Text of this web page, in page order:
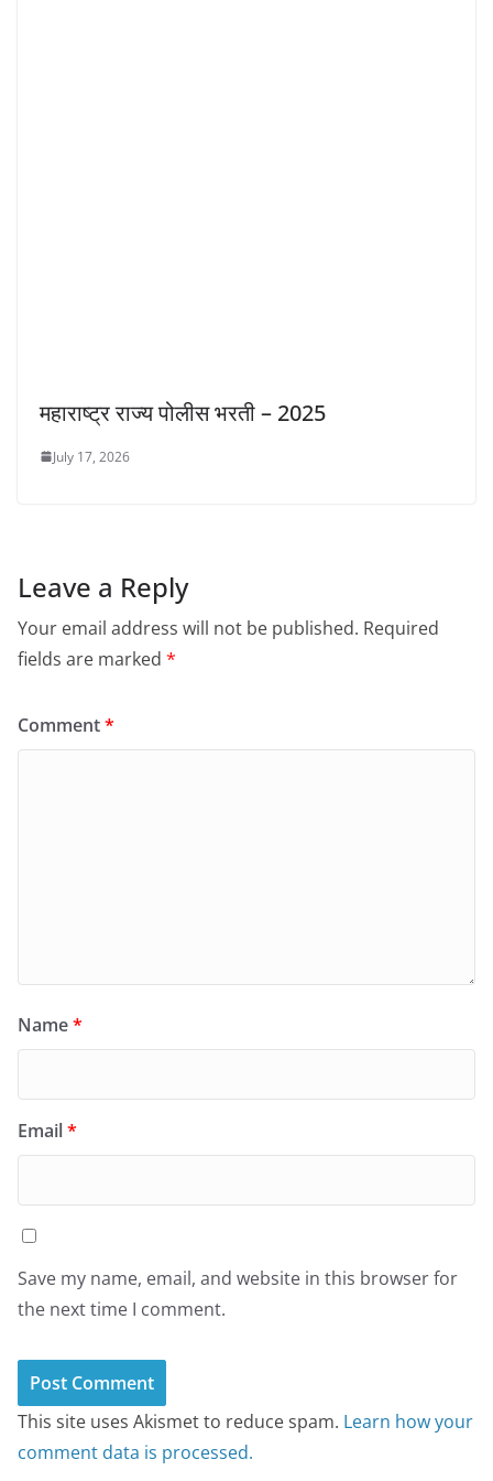
महाराष्ट्र राज्य पोलीस भरती – 2025
July 17, 2026
Leave a Reply
Your email address will not be published. Required
fields are marked *
Comment*
Name*
Email*
Save my name, email, and website in this browser for
the next time I comment.
This site uses Akismet to reduce spam. Learn how your
comment data is processed.